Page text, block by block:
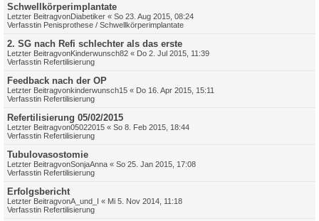
Schwellkörperimplantate
Letzter BeitragvonDiabetiker « So 23. Aug 2015, 08:24
Verfasstin Penisprothese / Schwellkörperimplantate
2. SG nach Refi schlechter als das erste
Letzter BeitragvonKinderwunsch82 « Do 2. Jul 2015, 11:39
Verfasstin Refertilisierung
Feedback nach der OP
Letzter Beitragvonkinderwunsch15 « Do 16. Apr 2015, 15:11
Verfasstin Refertilisierung
Refertilisierung 05/02/2015
Letzter Beitragvon05022015 « So 8. Feb 2015, 18:44
Verfasstin Refertilisierung
Tubulovasostomie
Letzter BeitragvonSonjaAnna « So 25. Jan 2015, 17:08
Verfasstin Refertilisierung
Erfolgsbericht
Letzter BeitragvonA_und_I « Mi 5. Nov 2014, 11:18
Verfasstin Refertilisierung